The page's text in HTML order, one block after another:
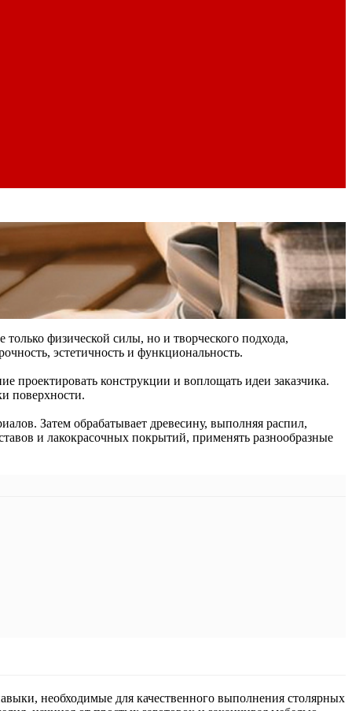
физической силы, но и творческого подхода,
эстетичность и функциональность.
проектировать конструкции и воплощать идеи заказчика.
поверхности.
Затем обрабатывает древесину, выполняя распил,
и лакокрасочных покрытий, применять разнообразные
необходимые для качественного выполнения столярных